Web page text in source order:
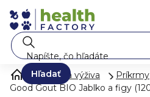
Prejsť
na
obsah
Hľadať
Mlieko a výživa Príkrmy
Good Gout BIO Jablko a figy